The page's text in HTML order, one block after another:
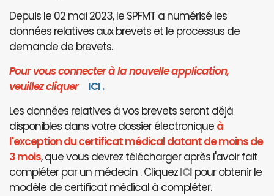
Depuis le 02 mai 2023, le SPFMT a numérisé les
données relatives aux brevets et le processus de
demande de brevets.
Pour vous connecter à la nouvelle application,
veuillez cliquer ICI.
Les données relatives à vos brevets seront déjà
disponibles dans votre dossier électronique à
l'exception du certificat médical datant de moins de
3 mois, que vous devrez télécharger après l'avoir fait
compléter par un médecin . CliquezICI pour obtenir le
modèle de certificat médical à compléter.